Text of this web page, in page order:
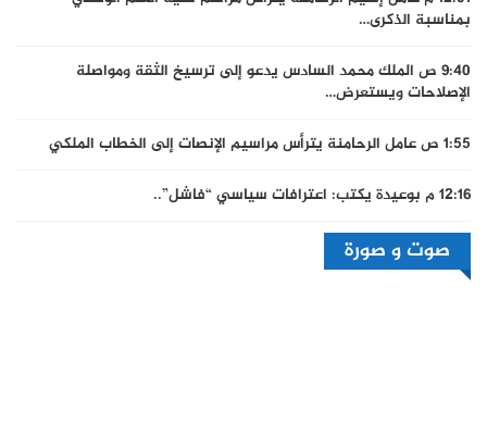
بمناسبة الذكرى…
9:40 ص
الملك محمد السادس يدعو إلى ترسيخ الثقة ومواصلة
الإصلاحات ويستعرض…
1:55 ص
عامل الرحامنة يترأس مراسيم الإنصات إلى الخطاب الملكي
12:16 م
بوعيدة يكتب: اعترافات سياسي “فاشل”..
صوت و صورة